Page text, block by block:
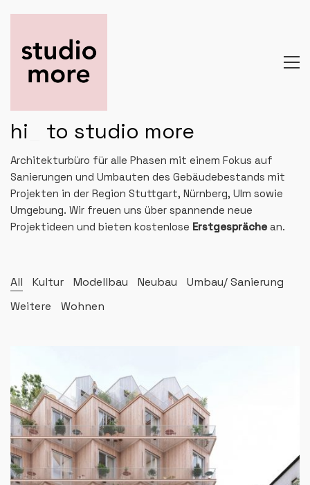
hi to studio more
Architekturbüro für alle Phasen mit einem Fokus auf
Sanierungen und Umbauten des Gebäudebestands mit
Projekten in der Region Stuttgart, Nürnberg, Ulm sowie
Umgebung. Wir freuen uns über spannende neue
Projektideen und bieten kostenlose Erstgespräche an.
All Kultur Modellbau Neubau
Umbau/ Sanierung
Weitere
Wohnen